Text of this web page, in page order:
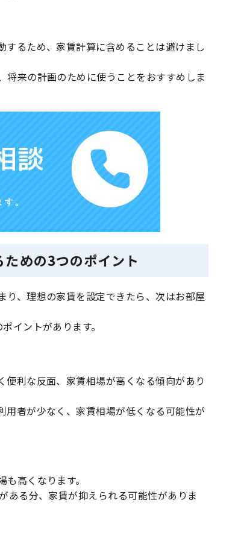
るため、家賃計算に含めることは避けまし
来の計画のために使うことをおすすめしま
めの3つのポイント
、理想の家賃を設定できたら、次はお部屋
イントがあります。
利な反面、家賃相場が高くなる傾向があり
者が少なく、家賃相場が低くなる可能性が
高くなります。
ある分、家賃が抑えられる可能性がありま